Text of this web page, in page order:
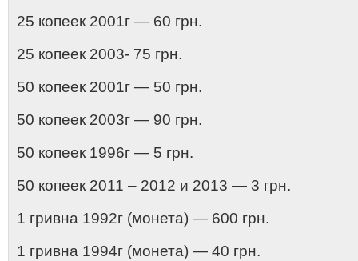
25 копеек 2001г — 60 грн.
25 копеек 2003- 75 грн.
50 копеек 2001г — 50 грн.
50 копеек 2003г — 90 грн.
50 копеек 1996г — 5 грн.
50 копеек 2011 – 2012 и 2013 — 3 грн.
1 гривна 1992г (монета) — 600 грн.
1 гривна 1994г (монета) — 40 грн.